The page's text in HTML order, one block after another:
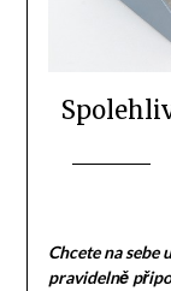
Chcete na sebe
pravidelně